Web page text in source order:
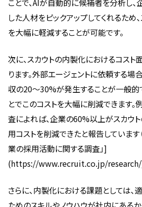
ことで、AIが自動的に候補者を分析し、
した人材をピックアップしてくれるため
を大幅に軽減することが可能です。
次に、スカウトの内製化におけるコス
ります。外部エージェントに依頼する場
収の20〜30%が発生することが一般的
とでこのコストを大幅に削減できます。
査によれば、企業の60%以上がスカウ
用コストを削減できたと報告しています
業の採用活動に関する調査」]
(https://www.recruit.co.jp/research/
さらに、内製化における課題としては